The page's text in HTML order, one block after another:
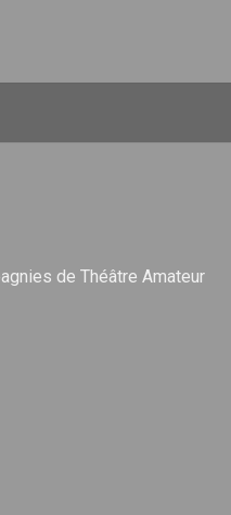
de Théâtre Amateur